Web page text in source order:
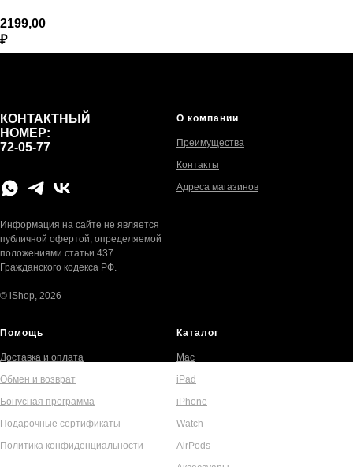
2199,00
₽
КОНТАКТНЫЙ
НОМЕР:
72-05-77
Информация на сайте не является
публичной офертой, определяемой
положениями статьи 437
Гражданского кодекса РФ.
© iShop, 2026
О компании
Преимущества
Контакты
Адреса магазинов
Помощь
Доставка и оплата
Обмен и возврат
Бонусная программа
Подарочные сертификаты
Политика конфиденциальности
Каталог
Mac
iPad
iPhone
Watch
AirPods